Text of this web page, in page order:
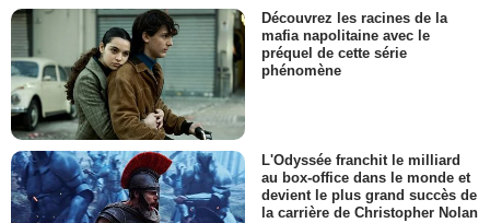
Découvrez les racines de la
mafia napolitaine avec le
préquel de cette série
phénomène
L'Odyssée franchit le milliard
au box-office dans le monde et
devient le plus grand succès de
la carrière de Christopher Nolan